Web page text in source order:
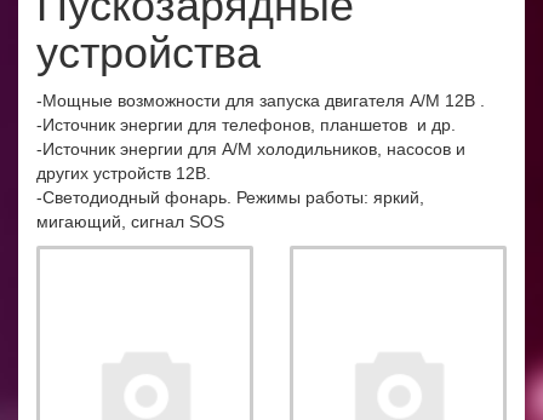
устройства
-Мощные возможности для запуска двигателя А/М 12В .
-Источник энергии для телефонов, планшетов и др.
-Источник энергии для А/М холодильников, насосов и
других устройств 12В.
-Светодиодный фонарь. Режимы работы: яркий,
мигающий, сигнал SOS